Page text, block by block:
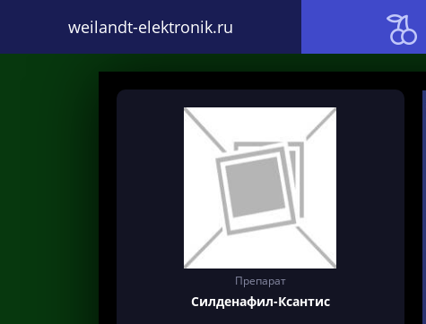
weilandt-elektronik.ru
Препарат
Силденафил-Ксантис